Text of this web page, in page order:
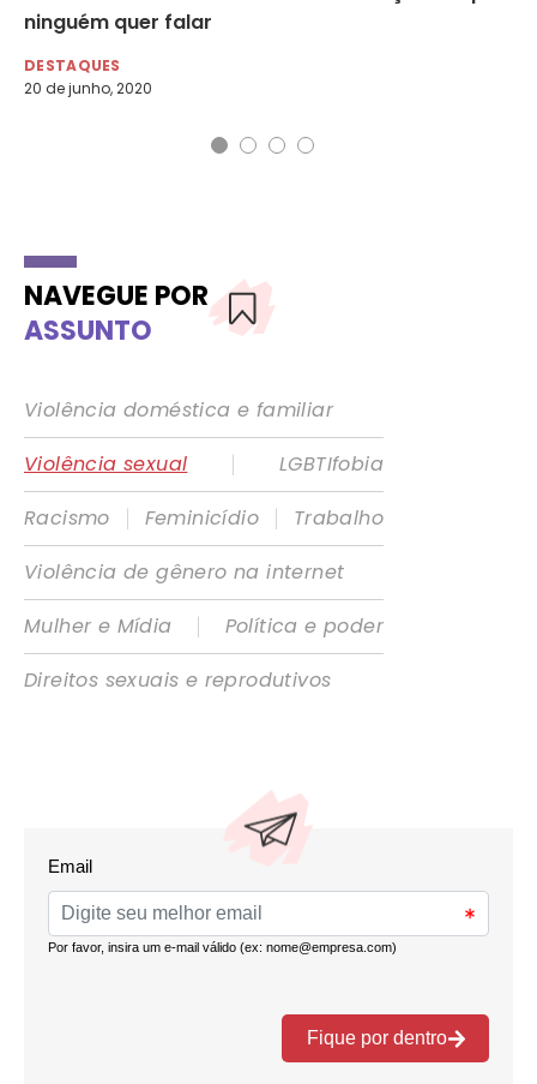
ninguém quer falar
DESTAQUES
20 de junho, 2020
NAVEGUE POR
ASSUNTO
Violência doméstica e familiar
Violência sexual
|
LGBTIfobia
Racismo
| Feminicídio |
Trabalho
Violência de gênero na internet
Mulher e Mídia
|
Política e poder
Direitos sexuais e reprodutivos